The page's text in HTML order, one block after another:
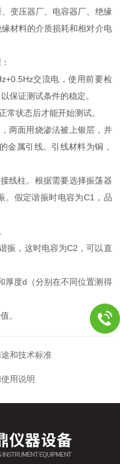
变压器厂、电容器厂、绝缘
材料的介质损耗和相对介电
交流电，使用前要检
保证测试条件的稳定。
状态后才能开始测试。
面用烧渗法被上银层，并
金属引线。引线材料为铜，
柱。根据需要选择振荡器
。假定谐振时电容为C1，品
，这时电容为C2，可以直
度d（分别在不同位置测得
。
和技术标准
用说明